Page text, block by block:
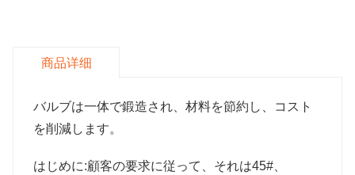
商品详细
バルブは一体で鍛造され、材料を節約し、コスト
を削減します。
はじめに:顧客の要求に従って、それは45#、